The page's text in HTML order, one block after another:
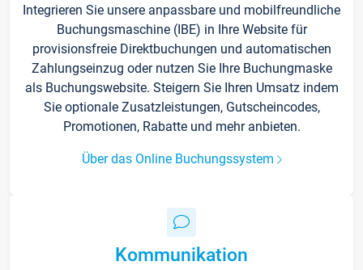
Integrieren Sie unsere anpassbare und mobilfreundliche
Buchungsmaschine (IBE) in Ihre Website für
provisionsfreie Direktbuchungen und automatischen
Zahlungseinzug oder nutzen Sie Ihre Buchungmaske
als Buchungswebsite. Steigern Sie Ihren Umsatz indem
Sie optionale Zusatzleistungen, Gutscheincodes,
Promotionen, Rabatte und mehr anbieten.
Über das Online Buchungssystem
Kommunikation